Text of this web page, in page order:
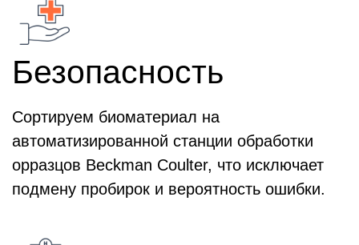
Безопасность
Сортируем биоматериал на
автоматизированной станции обработки
орразцов Beckman Coulter, что исключает
подмену пробирок и вероятность ошибки.